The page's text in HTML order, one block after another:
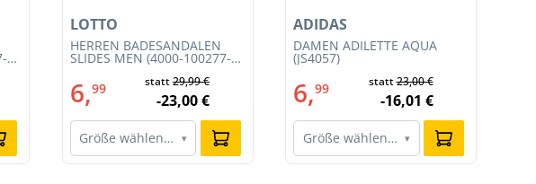
HERREN BADESANDALEN
SLIDES MEN (4000-100277-
LOTTO
6,99 statt29,99 €
-23,00 €
Größe wählen… ▾
DAMEN ADILETTE AQUA
(JS4057)
ADIDAS
6,99 statt23,00 €
-16,01 €
Größe wählen… ▾